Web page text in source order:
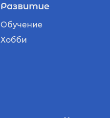
Развитие
Обучение
Хобби